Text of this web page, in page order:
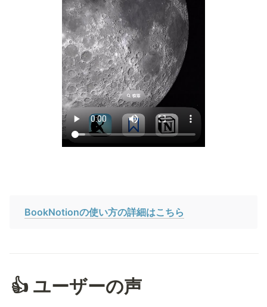
BookNotionの使い方の詳細はこちら
👍 ユーザーの声